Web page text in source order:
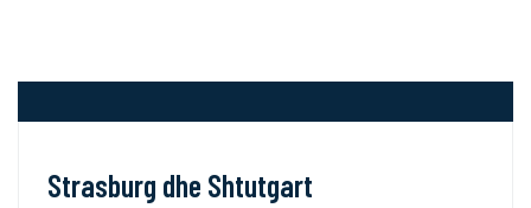
Strasburg dhe Shtutgart